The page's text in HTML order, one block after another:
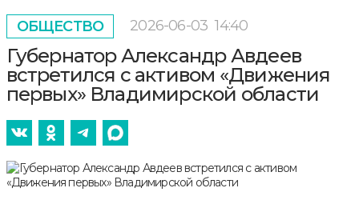
ОБЩЕСТВО 2026-06-03 14:40
Губернатор Александр Авдеев
встретился с активом «Движения
первых» Владимирской области